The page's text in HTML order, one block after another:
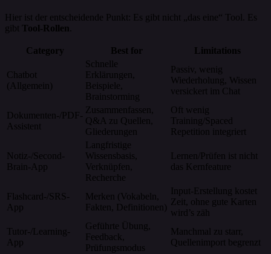
Hier ist der entscheidende Punkt: Es gibt nicht „das eine“ Tool. Es
gibt Tool-Rollen
Category Best for Limitations
Chatbot
(Allgemein)
Schnelle
Erklärungen,
Beispiele,
Brainstorming
Passiv, wenig
Wiederholung, Wissen
versickert im Chat
Dokumenten-/PDF-
Assistent
Zusammenfassen,
Q&A zu Quellen,
Gliederungen
Oft wenig
Training/Spaced
Repetition integriert
Notiz-/Second-
Brain-App
Langfristige
Wissensbasis,
Verknüpfen,
Recherche
Lernen/Prüfen ist nicht
das Kernfeature
Flashcard-/SRS-
App
Merken (Vokabeln,
Fakten, Definitionen)
Input-Erstellung kostet
Zeit, ohne gute Karten
wird’s zäh
Tutor-/Learning-
App
Geführte Übung,
Feedback,
Prüfungsmodus
Manchmal zu starr,
Quellenimport begrenzt